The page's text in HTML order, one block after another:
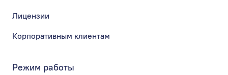
Лицензии
Корпоративным клиентам
Режим работы